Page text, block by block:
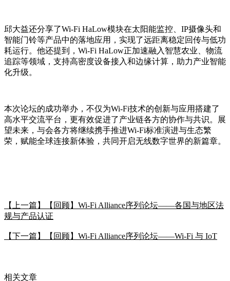
邱大益还分享了Wi-Fi HaLow模块在太阳能监控、IP摄像头和
智能门铃等产品中的落地应用，实现了远距离稳定回传与低功
耗运行。他还提到，Wi-Fi HaLow正加速融入智慧农业、物流
追踪等领域，支持高密度设备接入和边缘计算，助力产业智能
化升级。
本次论坛的成功举办，不仅为Wi-Fi技术的创新与应用搭建了
高水平交流平台，更有效促进了产业链各方的协作与共识。展
望未来，与会各方将继续携手推进Wi-Fi标准演进与生态繁
荣，赋能全球连接新体验，共同开启无线数字世界的新篇章。
【上一篇】【回顾】Wi-Fi Alliance序列论坛——各国与地区法
规与产品认证
【下一篇】【回顾】Wi-Fi Alliance序列论坛——Wi-Fi 与 IoT
相关文章